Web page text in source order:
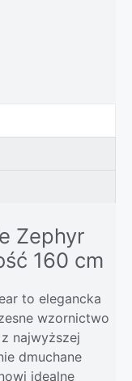
Zephyr
160 cm
to elegancka
wzornictwo
najwyższej
dmuchane
idealne